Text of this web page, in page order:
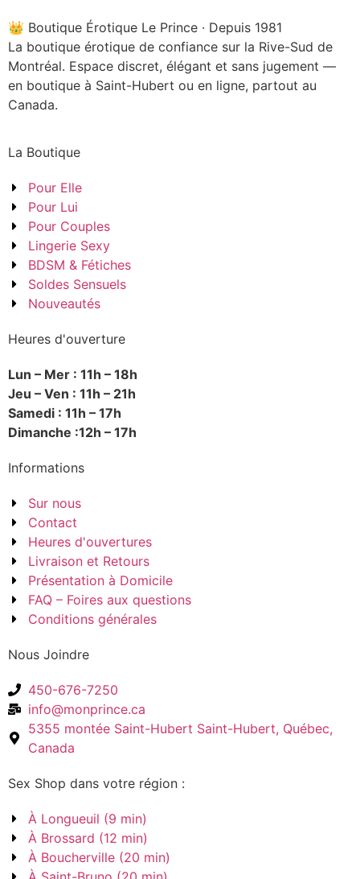
👑 Boutique Érotique Le Prince · Depuis 1981
La boutique érotique de confiance sur la Rive-Sud de
Montréal. Espace discret, élégant et sans jugement —
en boutique à Saint-Hubert ou en ligne, partout au
Canada.
La Boutique
Pour Elle
Pour Lui
Pour Couples
Lingerie Sexy
BDSM & Fétiches
Soldes Sensuels
Nouveautés
Heures d'ouverture
Lun – Mer : 11h – 18h
Jeu – Ven : 11h – 21h
Samedi : 11h – 17h
Dimanche :12h – 17h
Informations
Sur nous
Contact
Heures d'ouvertures
Livraison et Retours
Présentation à Domicile
FAQ – Foires aux questions
Conditions générales
Nous Joindre
450-676-7250
info@monprince.ca
5355 montée Saint-Hubert Saint-Hubert, Québec,
Canada
Sex Shop dans votre région :
À Longueuil (9 min)
À Brossard (12 min)
À Boucherville (20 min)